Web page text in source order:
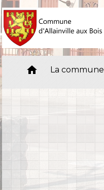
home La commune